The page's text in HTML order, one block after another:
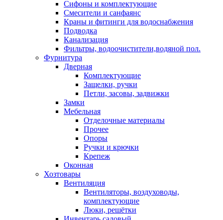
Сифоны и комплектующие
Смесители и санфаянс
Краны и фитинги для водоснабжения
Подводка
Канализация
Фильтры, водоочистители,водяной пол.
Фурнитура
Дверная
Комплектующие
Защелки, ручки
Петли, засовы, задвижки
Замки
Мебельная
Отделочные материалы
Прочее
Опоры
Ручки и крючки
Крепеж
Оконная
Хозтовары
Вентиляция
Вентиляторы, воздуховоды,
комплектующие
Люки, решётки